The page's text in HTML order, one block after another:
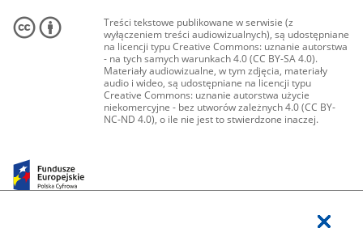
Treści tekstowe publikowane w serwisie (z
wyłączeniem treści audiowizualnych), są udostępniane
na licencji typu Creative Commons: uznanie autorstwa
- na tych samych warunkach 4.0 (CC BY-SA 4.0).
Materiały audiowizualne, w tym zdjęcia, materiały
audio i wideo, są udostępniane na licencji typu
Creative Commons: uznanie autorstwa użycie
niekomercyjne - bez utworów zależnych 4.0 (CC BY-
NC-ND 4.0), o ile nie jest to stwierdzone inaczej.